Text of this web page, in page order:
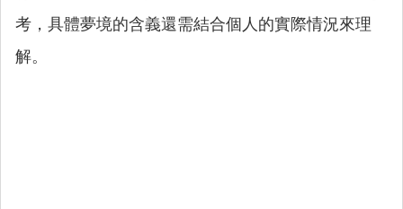
考，具體夢境的含義還需結合個人的實際情況來理
解。